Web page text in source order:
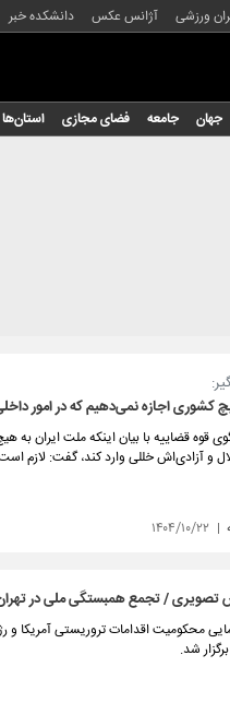
ورزشی آژانس عکس دانشکده خبر
جهان جامعه فضای مجازی استان‌ها
کشوری اجازه نمی‌دهیم که در امور
قوه قضاییه با بیان اینکه ملت ایران به
و آزادی‌اش خللی وارد کند، گفت: لازم
۱۴۰۴/۱۰/۲۲
تصویری / تجمع همبستگی ملی در
شد.